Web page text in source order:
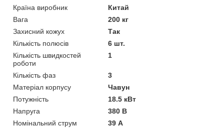
Країна виробник
Китай
Вага
200 кг
Захисний кожух
Так
Кількість полюсів
6 шт.
Кількість швидкостей
роботи
1
Кількість фаз
3
Матеріал корпусу
Чавун
Потужність
18.5 кВт
Напруга
380 В
Номінальний струм
39 А